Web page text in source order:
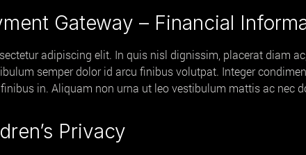
Gateway – Financial
adipiscing elit. In quis nisl dignissim, placerat diam
semper dolor id arcu finibus volutpat. Integer
in. Aliquam non urna ut leo vestibulum mattis ac nec
Privacy